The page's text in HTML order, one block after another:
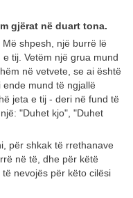
gjërat në duart tona.
shpesh, një burrë lë
tij. Vetëm një grua mund
në vetvete, se ai është
mund të ngjallë
jeta e tij - deri në fund të
"Duhet kjo", "Duhet
për shkak të rrethanave
në të, dhe për këtë
nevojës për këto cilësi